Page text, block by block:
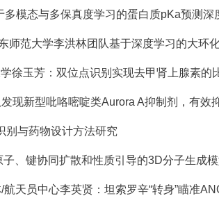
模态与多保真度学习的蛋白质pKa预测深
师范大学李洪林团队基于深度学习的大环
现新型吡咯嘧啶类Aurora A抑制剂，有效
别与药物设计方法研究
、键协同扩散和性质引导的3D分子生成
航天员中心李英贤：坦索罗辛“转身”瞄准